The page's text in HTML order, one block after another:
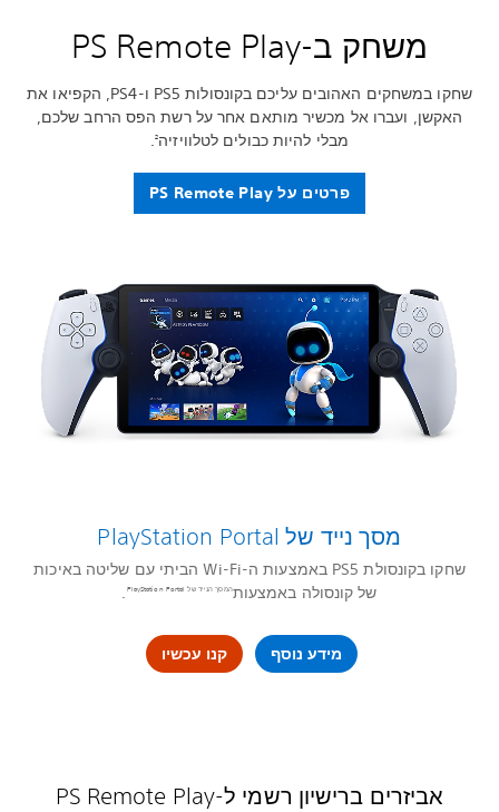
משחק ב-PS Remote Play
שחקו במשחקים האהובים עליכם בקונסולות PS5 ו-PS4, הקפיאו את
האקשן, ועברו אל מכשיר מותאם אחר על רשת הפס הרחב שלכם,
מבלי להיות כבולים לטלוויזיה2
.
פרטים על PS Remote Play
מסך נייד של PlayStation Portal‎
שחקו בקונסולת PS5 באמצעות ה-Wi-Fi הביתי עם שליטה באיכות
של קונסולה באמצעותהמסך הנייד של PlayStation Portal .
מידע נוסף קנו עכשיו
אביזרים ברישיון רשמי ל-PS Remote Play